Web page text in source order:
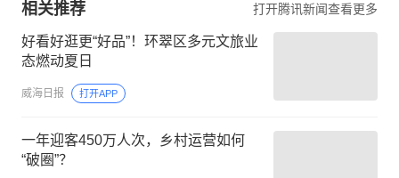
相关推荐 打开腾讯新闻查看更多
好看好逛更“好品”！环翠区多元文旅业
态燃动夏日
威海日报 打开APP
一年迎客450万人次，乡村运营如何
“破圈”？